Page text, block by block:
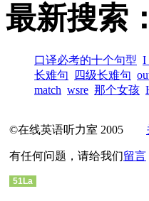
最新搜索：
口译必考的十个句型 I
长难句
四级长难句
match wsre 那个女孩
©在线英语听力室 2005
有任何问题，请给我们留言
51La